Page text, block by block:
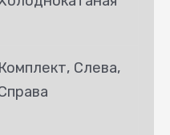
Комплект, Слева,